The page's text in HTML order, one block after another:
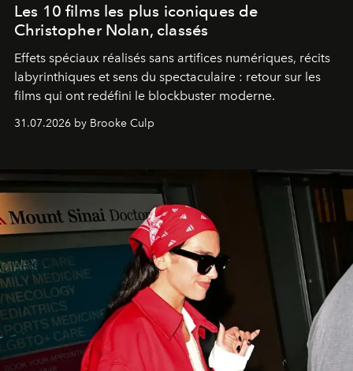
Les 10 films les plus iconiques de
Christopher Nolan, classés
Effets spéciaux réalisés sans artifices numériques, récits
labyrinthiques et sens du spectaculaire : retour sur les
films qui ont redéfini le blockbuster moderne.
31.07.2026 by Brooke Culp